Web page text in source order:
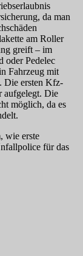
da man
am Roller
greift – im
oder Pedelec
Fahrzeug mit
Die ersten Kfz-
aufgelegt. Die
möglich, da es
wie erste
für das